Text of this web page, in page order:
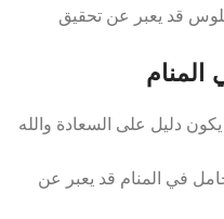
فلوس قد يعبر عن تحقيق
دليل على السعادة والله
في المنام قد يعبر عن